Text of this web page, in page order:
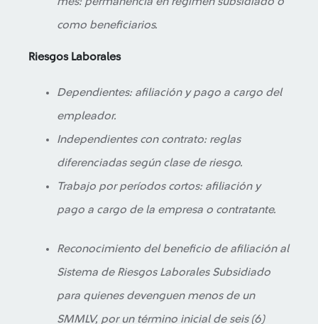
como beneficiarios.
Riesgos Laborales
Dependientes: afiliación y pago a cargo del
empleador.
Independientes con contrato: reglas
diferenciadas según clase de riesgo.
Trabajo por períodos cortos: afiliación y
pago a cargo de la empresa o contratante.
Reconocimiento del beneficio de afiliación al
Sistema de Riesgos Laborales Subsidiado
para quienes devenguen menos de un
SMMLV, por un término inicial de seis (6)